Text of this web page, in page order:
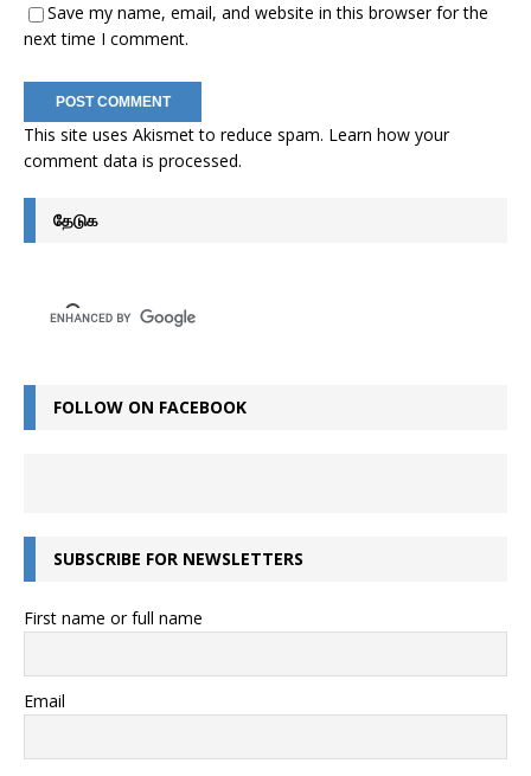
Save my name, email, and website in this browser for the
next time I comment.
This site uses Akismet to reduce spam. Learn how your
comment data is processed.
தேடுக
FOLLOW ON FACEBOOK
SUBSCRIBE FOR NEWSLETTERS
First name or full name
Email